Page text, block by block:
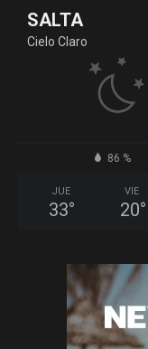
SALTA
Cielo Claro
86 %
JUE
33°
VIE
20°